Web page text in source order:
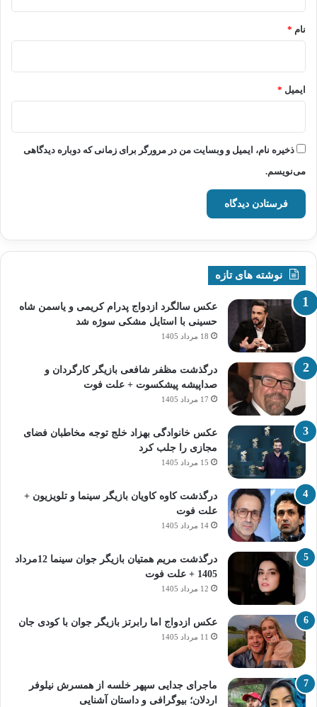
نام *
ایمیل *
ذخیره نام، ایمیل و وبسایت من در مرورگر برای زمانی که دوباره دیدگاهی
می‌نویسم.
نوشته های تازه
عکس سالگرد ازدواج پدرام کریمی و یاسمن شاه‌
حسینی با استایل مشکی سوژه شد
18 مرداد 1405
درگذشت مظفر شافعی بازیگر کارگردان و
صداپیشه پیشکسوت + علت فوت
17 مرداد 1405
عکس خانوادگی بهزاد خلج توجه مخاطبان فضای
مجازی را جلب کرد
15 مرداد 1405
درگذشت کاوه کاویان بازیگر سینما و تلویزیون +
علت فوت
14 مرداد 1405
درگذشت مریم همتیان بازیگر جوان سینما 12مرداد
1405 + علت فوت
12 مرداد 1405
عکس ازدواج اما رابرتز بازیگر جوان با کودی جان
11 مرداد 1405
ماجرای جدایی سپهر خلسه از همسرش نیلوفر
اردلان؛ بیوگرافی و داستان آشنایی